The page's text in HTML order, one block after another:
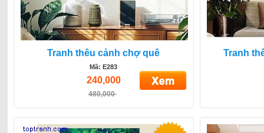
Tranh thêu cảnh chợ quê
Mã: E283
240,000
480,000
Tranh